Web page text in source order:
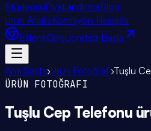
StüdyosuFiyatlandırmaBlog
Ürün AnalizKomisyon Hesapla
EklentiGirişÜcretsiz Başla
Ana Sayfa›Ürün Fotoğrafı›Tuşlu
ÜRÜN FOTOĞRAFI
Tuşlu Cep Telefonu